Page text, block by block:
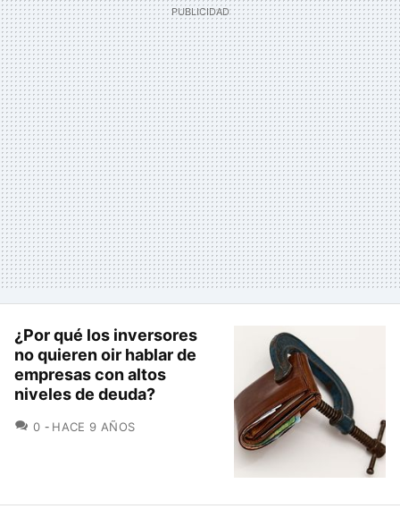
¿Por qué los inversores
no quieren oir hablar de
empresas con altos
niveles de deuda?
0 COMENTARIOS
HACE 9 AÑOS